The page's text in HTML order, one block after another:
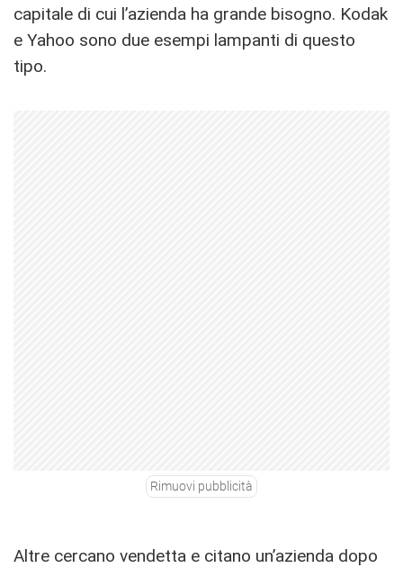
capitale di cui l’azienda ha grande bisogno. Kodak
e Yahoo sono due esempi lampanti di questo
tipo.
Rimuovi pubblicità
Altre cercano vendetta e citano un’azienda dopo